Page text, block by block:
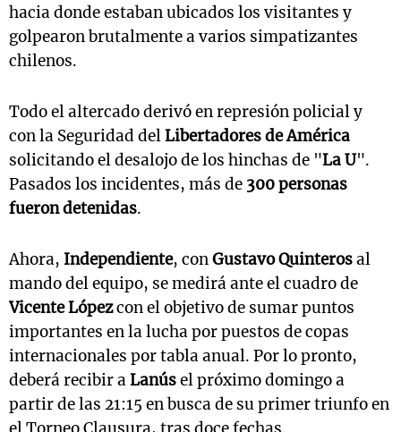
hacia donde estaban ubicados los visitantes y
golpearon brutalmente a varios simpatizantes
chilenos.
Todo el altercado derivó en represión policial y
con la Seguridad delLibertadores de América
solicitando el desalojo de los hinchas de "La U".
Pasados los incidentes, más de 300 personas
fueron detenidas.
Ahora, Independiente, conGustavo Quinterosal
mando del equipo, se medirá ante el cuadro de
Vicente Lópezcon el objetivo de sumar puntos
importantes en la lucha por puestos de copas
internacionales por tabla anual. Por lo pronto,
deberá recibir aLanúsel próximo domingo a
partir de las 21:15 en busca de su primer triunfo en